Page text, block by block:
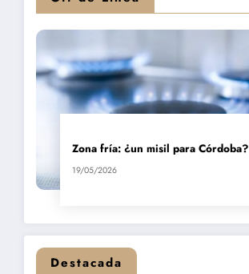
Zona fría: ¿un misil para Córdoba?
19/05/2026
Destacada